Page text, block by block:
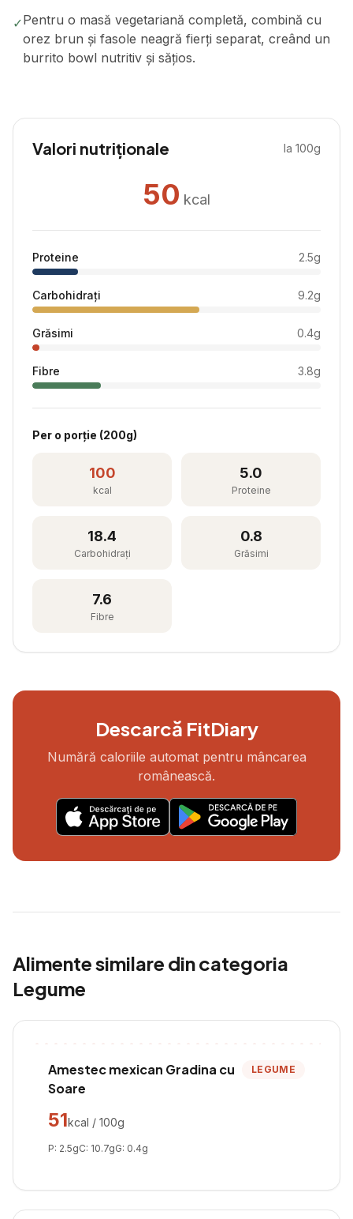
✓Pentru o masă vegetariană completă, combină cu
orez brun și fasole neagră fierți separat, creând un
burrito bowl nutritiv și sățios.
Valori nutriționale la 100g
50 kcal
Proteine 2.5g
Carbohidrați 9.2g
Grăsimi 0.4g
Fibre 3.8g
Per o porție (200g)
100
kcal
5.0
Proteine
18.4
Carbohidrați
0.8
Grăsimi
7.6
Fibre
Descarcă FitDiary
Numără caloriile automat pentru mâncarea
românească.
Alimente similare din categoria
Legume
Amestec mexican Gradina cu
Soare
LEGUME
51kcal / 100g
P: 2.5gC: 10.7gG: 0.4g